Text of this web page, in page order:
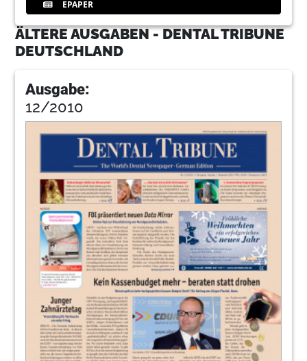
EPAPER
ÄLTERE AUSGABEN - DENTAL TRIBUNE
DEUTSCHLAND
Ausgabe:
12/2010